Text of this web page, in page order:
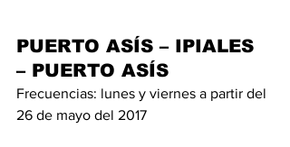
PUERTO ASÍS – IPIALES
– PUERTO ASÍS
Frecuencias: lunes y viernes a partir del
26 de mayo del 2017